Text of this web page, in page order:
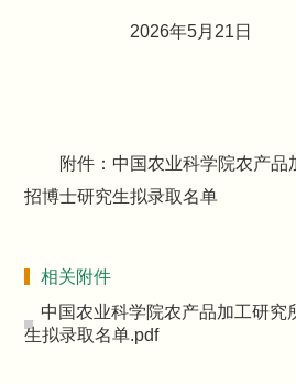
2026年5月21日
附件：中国农业科学院农产
招博士研究生拟录取名单
相关附件
中国农业科学院农产品加工研究
生拟录取名单.pdf